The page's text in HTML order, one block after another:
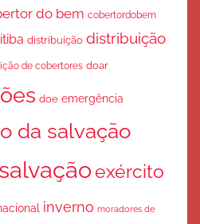
do bem cobertordobem
distribuição distribuição
de cobertores doar
doe emergência
da salvação
exército
inverno moradores de